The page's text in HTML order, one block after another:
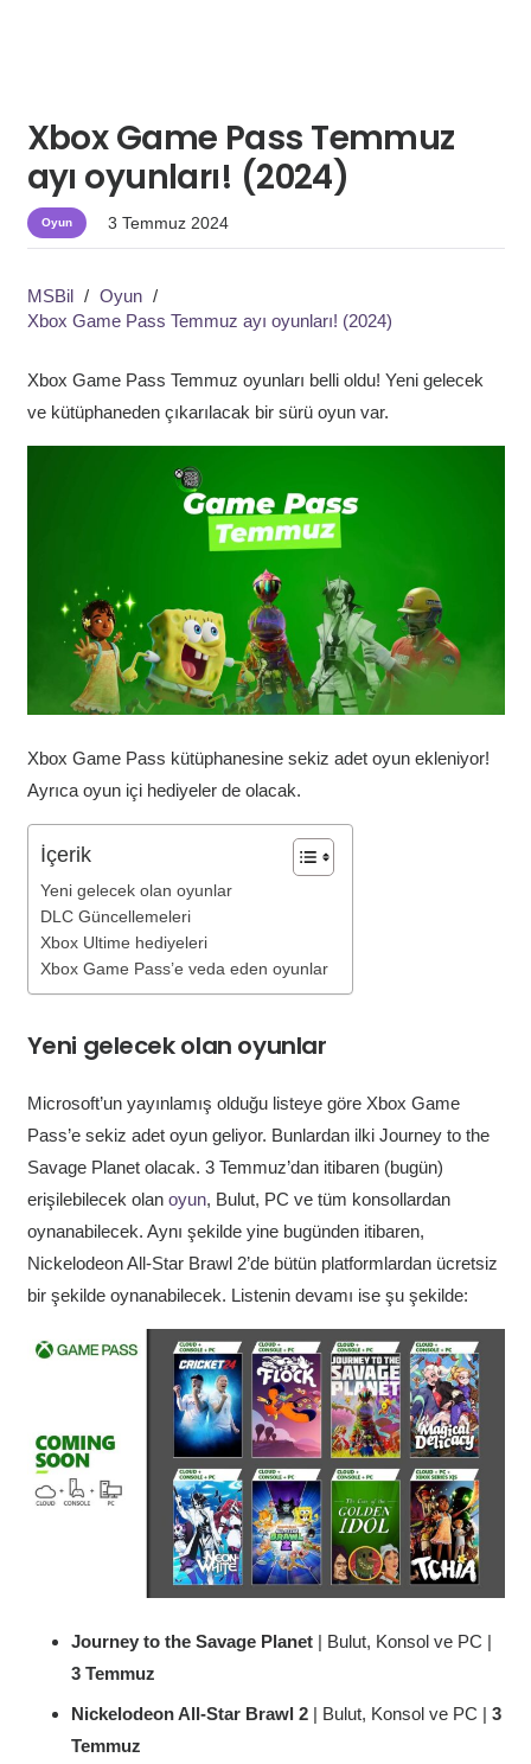
Xbox Game Pass Temmuz
ayı oyunları! (2024)
Oyun 3 Temmuz 2024
MSBil / Oyun /
Xbox Game Pass Temmuz ayı oyunları! (2024)
Xbox Game Pass Temmuz oyunları belli oldu! Yeni gelecek
ve kütüphaneden çıkarılacak bir sürü oyun var.
Xbox Game Pass kütüphanesine sekiz adet oyun ekleniyor!
Ayrıca oyun içi hediyeler de olacak.
İçerik
Yeni gelecek olan oyunlar
DLC Güncellemeleri
Xbox Ultime hediyeleri
Xbox Game Pass’e veda eden oyunlar
Yeni gelecek olan oyunlar
Microsoft’un yayınlamış olduğu listeye göre Xbox Game
Pass’e sekiz adet oyun geliyor. Bunlardan ilki Journey to the
Savage Planet olacak. 3 Temmuz’dan itibaren (bugün)
erişilebilecek olan oyun, Bulut, PC ve tüm konsollardan
oynanabilecek. Aynı şekilde yine bugünden itibaren,
Nickelodeon All-Star Brawl 2’de bütün platformlardan ücretsiz
bir şekilde oynanabilecek. Listenin devamı ise şu şekilde:
Journey to the Savage Planet | Bulut, Konsol ve PC |
3 Temmuz
Nickelodeon All-Star Brawl 2 | Bulut, Konsol ve PC | 3
Temmuz